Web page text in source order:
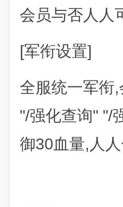
会员与否人人
[军衔设置]
全服统一军衔
"/强化查询" "/
御30血量,人人